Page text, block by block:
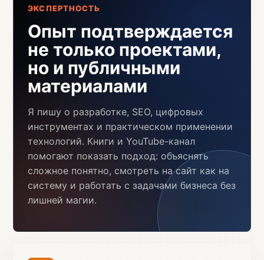
ЭКСПЕРТНОСТЬ
Опыт подтверждается
не только проектами,
но и публичными
материалами
Я пишу о разработке, SEO, цифровых
инструментах и практическом применении
технологий. Книги и YouTube-канал
помогают показать подход: объяснять
сложное понятно, смотреть на сайт как на
систему и работать с задачами бизнеса без
лишней магии.